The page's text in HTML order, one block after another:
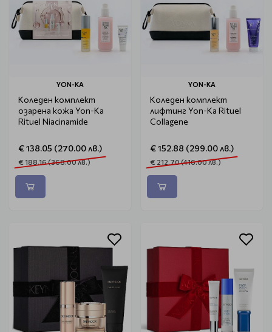
YON-KA
Коледен комплект
озарена кожа Yon-Ka
Rituel Niacinamide
€ 138.05 (270.00 лв.)
€ 188.16 (368.00 лв.)
YON-KA
Коледен комплект
лифтинг Yon-Ka Rituel
Collagene
€ 152.88 (299.00 лв.)
€ 212.70 (416.00 лв.)